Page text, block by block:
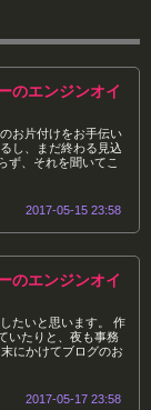
のエンジンオイ
お片付けをお手伝い
し、まだ終わる見込
ず、それを聞いてこ
2017-05-15 23:58
のエンジンオイ
たいと思います。 作
いたりと、夜も事務
にかけてブログのお
2017-05-17 23:58